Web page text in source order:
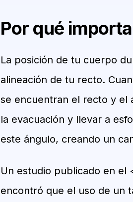
Por qué
La posición de tu cuerpo
alineación de tu recto.
se encuentran el recto y el
la evacuación y llevar a
este ángulo, creando un
Un estudio publicado en el
encontró que el uso de un